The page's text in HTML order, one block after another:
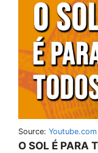
Source: Youtube.com
O SOL É PARA